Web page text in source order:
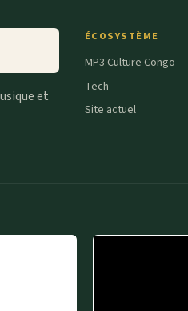
et
ÉCOSYSTÈME
MP3 Culture Congo
Tech
Site actuel